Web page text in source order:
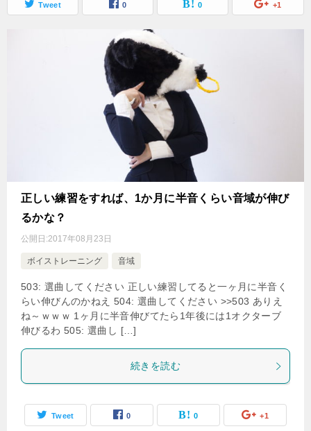
Tweet 0 0 +1
正しい練習をすれば、1か月に半音くらい音域が伸び
るかな？
公開日:2017年08月23日
ボイストレーニング 音域
503: 選曲してください 正しい練習してると一ヶ月に半音く
らい伸びんのかねえ 504: 選曲してください >>503 ありえ
ね～ｗｗｗ 1ヶ月に半音伸びてたら1年後には1オクターブ
伸びるわ 505: 選曲し […]
続きを読む
Tweet 0 0 +1